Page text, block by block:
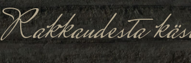
Rakkaudesta